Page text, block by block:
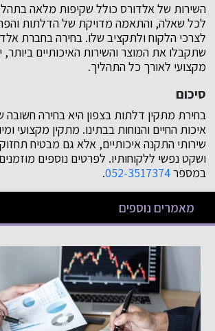
השירות של אלדורס כולל שקיפות מלאה
לכל שאלה, והתאמה מדויקת של הדלתות
לצרכי הלקוח ולתקציב שלו. בחירה בחברת
שתקבלו את המוצר והשירות האיכותיים ביותר,
מקצועי לאורך כל התהליך.
סיכום
בחירת מתקין דלתות בצפון היא בחירה
איכות החיים והנוחות בבתינו. מתקין מקצועי
שירותי התקנה איכותיים, אלא גם מבטיח
ושקט נפשי ללקוחותיו. לפרטים נוספים
במספר052-3517374
.
מאמרים נוספים